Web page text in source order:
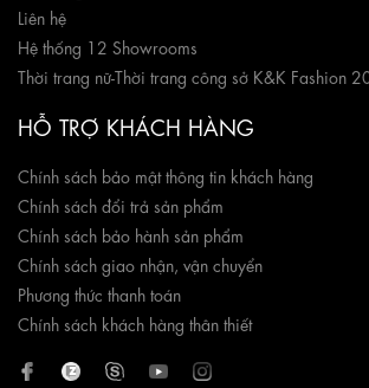
Liên hệ
Hệ thống 12 Showrooms
Thời trang nữ-Thời trang công sở K&K Fashion
HỖ TRỢ KHÁCH HÀNG
Chính sách bảo mật thông tin khách hàng
Chính sách đổi trả sản phẩm
Chính sách bảo hành sản phẩm
Chính sách giao nhận, vận chuyển
Phương thức thanh toán
Chính sách khách hàng thân thiết